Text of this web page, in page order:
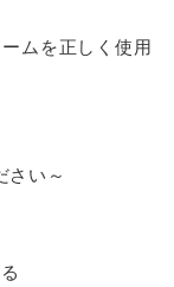
ムを正しく使用
さい～